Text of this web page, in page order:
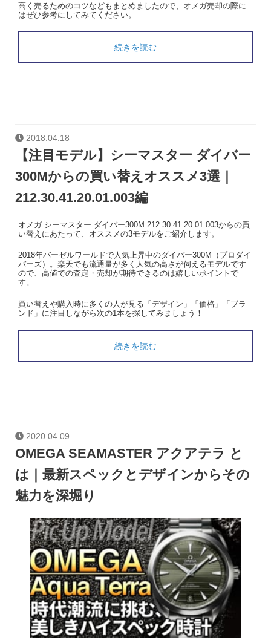
高く売るためのコツなどもまとめましたので、オメガ売却の際に
はぜひ参考にしてみてください。
続きを読む
2018.04.18
【注目モデル】シーマスター ダイバー
300Mからの買い替えオススメ3選｜
212.30.41.20.01.003編
オメガ シーマスター ダイバー300M 212.30.41.20.01.003からの買
い替えにあたって、オススメの3モデルをご紹介します。
2018年バーゼルワールドで人気上昇中のダイバー300M（プロダイ
バーズ）。楽天でも流通量が多く人気の高さが伺えるモデルです
ので、高値での査定・売却が期待できるのは嬉しいポイントで
す。
買い替えや購入時に多くの人が見る「デザイン」「価格」「ブラ
ンド」に注目しながら次の1本を探してみましょう！
続きを読む
2020.04.09
OMEGA SEAMASTER アクアテラ と
は｜最新スペックとデザインからその
魅力を深堀り